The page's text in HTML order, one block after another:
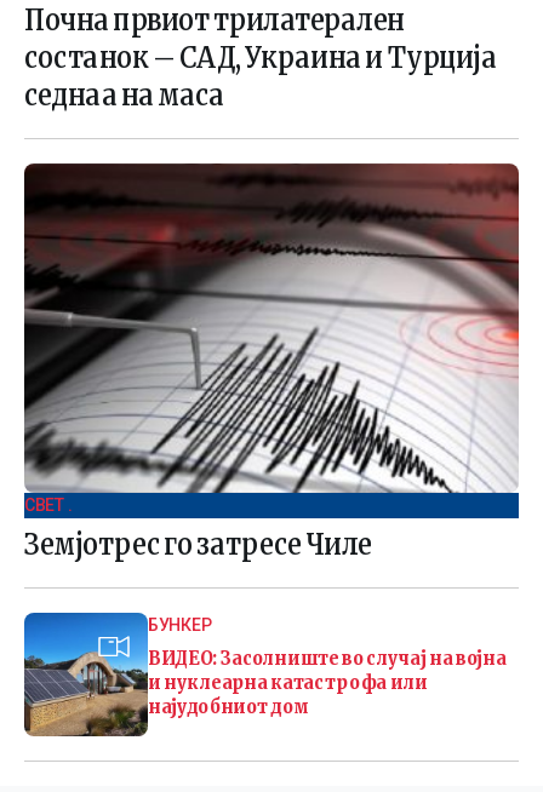
Почна првиот трилатерален
состанок – САД, Украина и Турција
седнаа на маса
СВЕТ .
Земјотрес го затресе Чиле
БУНКЕР
ВИДЕО: Засолниште во случај на војна
и нуклеарна катастрофа или
најудобниот дом